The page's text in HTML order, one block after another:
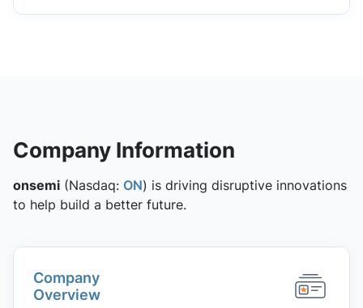
Company Information
onsemi (Nasdaq: ON) is driving disruptive innovations
to help build a better future.
Company
Overview